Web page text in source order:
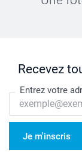
Recevez
Entrez votre
Je m'inscris